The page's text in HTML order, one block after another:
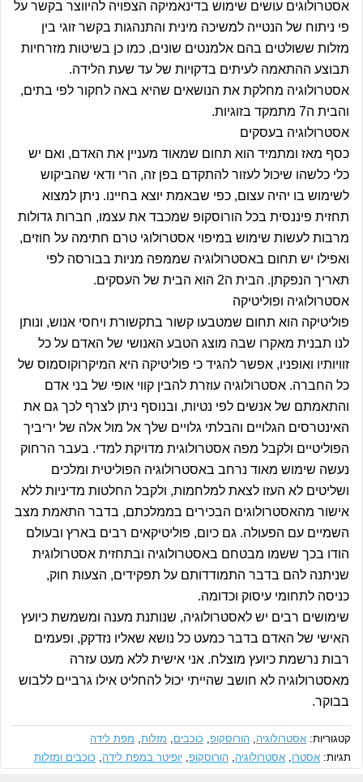
אסטרולוגים עושים שימוש בדינאמיקה הצפויה להיווצר בקשר על
פי ניתוח של הנטייה למשיכה מינית והתנהגות בקשר זוגי בין
מזלות ששולטים בהם אלמנטים שונים, כמו כן בשיטות מזרחיות
תבוצע ההתאמה לעיתים בדקויות של עד שעת הלידה.
אסטרולוגיה מחלקת את הנושאים שהיא באה לחקור לפי בתים,
והבית ה7 מתמקד בזוגיות.
אסטרולוגיה בעסקים
כסף מאז ומתמיד הוא תחום שמאוד מעניין את האדם, ואם יש
כלי כלשהו שיכול לעזור להתקדם בפן זה, הרי ודאי שהביקוש
לשימוש בו יהיה עצום, כפי שבאמת יוצא בחיינו. ניתן למצוא
תחזית פיננסית בכל הורוסקופ שמכבד את עצמו, חברות גדולות
מרבות לעשות שימוש במיפוי אסטרולוגי טרם חתימה על חוזים,
ואפילו יש תחום באסטרולוגיה שממפה מניות בבורסה לפי
תאריך הנפקתן. הבית ה2 הוא הבית של העסקים.
אסטרולוגיה ופוליטיקה
פוליטיקה הוא תחום שמטבעו קשור בתקשורת ויחסי אנוש, ונותן
לנו תבנית מאקרו שבה מוצג הטבע האנושי של האדם על כל
זוויותיו ואופניו, אפשר להגיד כי פוליטיקה היא המיקרוקוסמוס של
כל החברה. אסטרולוגיה עוזרת להבין קווי אופי של בני אדם
והתאמתם של אנשים לפי נטיות, ובנוסף ניתן לצרף לכך גם את
האינטרסים הגלויים והבלתי גלויים שלך אל מול אלה של יריביך
הפוליטיים ולקבל מפה אסטרולוגית מדויקת למדי. בעבר הרחוק
נעשה שימוש מאוד נרחב באסטרולוגיה הפוליטית ומלכים
ושליטים לא העזו לצאת למלחמות, ולקבל החלטות מדיניות ללא
אישור מהאסטרולוגים הבכירים בממלכתם, בדבר התאמת מצב
השמיים עם הפעולה. גם כיום, פוליטיקאים רבים בארץ ובעולם
הודו בכך ששמו מבטחם באסטרולוגיה ובתחזית אסטרולוגית
שניתנה להם בדבר התמודדותם על תפקידים, הצעות חוק,
כניסה לתחומי עיסוק וכדומה.
שימושים רבים יש לאסטרולוגיה, שנותנת מענה ומשמשת כיועץ
האישי של האדם בדבר כמעט כל נושא שאליו נזדקק, ופעמים
רבות נרשמת כיועץ מוצלח. אני אישית ללא מעט עזרה
מאסטרולוגיה לא חושב שהייתי יכול להחליט אילו גרביים ללבוש
בבוקר.
קטגוריות: אסטרולוגיה, הורוסקופ, כוכבים, מזלות, מפת לידה
תגיות: אסטרו, אסטרולוגיה, הורוסקופ, יופיטר במפת לידה, כוכבים ומזלות